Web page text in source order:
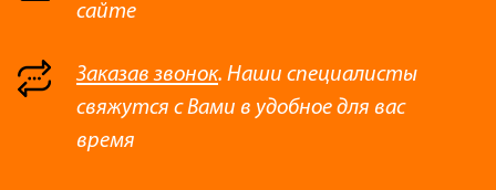
сайте
Заказав звонок. Наши специалисты
свяжутся с Вами в удобное для вас
время